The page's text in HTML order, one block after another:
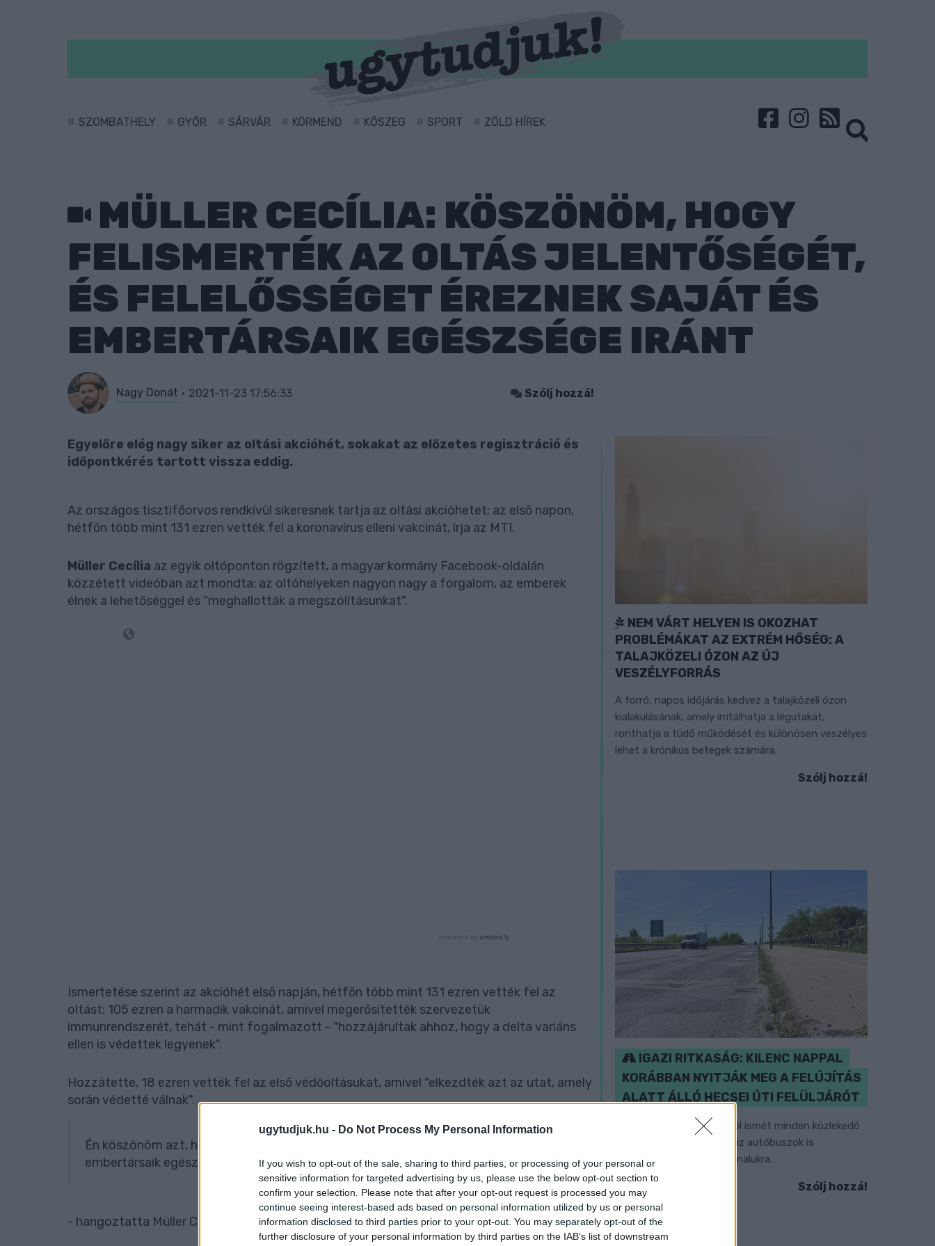
ugytudjuk.hu - Do Not Process My Personal Information
If you wish to opt-out of the sale, sharing to third parties, or processing of your personal or
sensitive information for targeted advertising by us, please use the below opt-out section to
confirm your selection. Please note that after your opt-out request is processed you may
continue seeing interest-based ads based on personal information utilized by us or personal
information disclosed to third parties prior to your opt-out. You may separately opt-out of the
further disclosure of your personal information by third parties on the IAB’s list of downstream
SZOMBATHELY GYŐR SÁRVÁR KÖRMEND KŐSZEG SPORT ZÖLD HÍREK
MÜLLER CECÍLIA: KÖSZÖNÖM, HOGY
FELISMERTÉK AZ OLTÁS JELENTŐSÉGÉT,
ÉS FELELŐSSÉGET ÉREZNEK SAJÁT ÉS
EMBERTÁRSAIK EGÉSZSÉGE IRÁNT
Nagy Donát 2021-11-23 17:56:33 Szólj hozzá!
Egyelőre elég nagy siker az oltási akcióhét, sokakat az előzetes regisztráció és
időpontkérés tartott vissza eddig.
Az országos tisztifőorvos rendkívül sikeresnek tartja az oltási akcióhetet; az első napon,
hétfőn több mint 131 ezren vették fel a koronavírus elleni vakcinát, írja az MTI.
Müller Cecília az egyik oltóponton rögzített, a magyar kormány Facebook-oldalán
közzétett videóban azt mondta: az oltóhelyeken nagyon nagy a forgalom, az emberek
élnek a lehetőséggel és "meghallották a megszólításunkat".
Ismertetése szerint az akcióhét első napján, hétfőn több mint 131 ezren vették fel az
oltást: 105 ezren a harmadik vakcinát, amivel megerősítették szervezetük
immunrendszerét, tehát - mint fogalmazott - "hozzájárultak ahhoz, hogy a delta variáns
ellen is védettek legyenek".
Hozzátette, 18 ezren vették fel az első védőoltásukat, amivel "elkezdték azt az utat, amely
során védetté válnak".
Én köszönöm azt, hogy felismerték ennek jelentőségét, felelősséget éreznek saját és
embertársaik egészsége iránt is
- hangoztatta Müller Cecília.
NEM VÁRT HELYEN IS OKOZHAT
PROBLÉMÁKAT AZ EXTRÉM HŐSÉG: A
TALAJKÖZELI ÓZON AZ ÚJ
VESZÉLYFORRÁS
A forró, napos időjárás kedvez a talajközeli ózon
kialakulásának, amely irritálhatja a légutakat,
ronthatja a tüdő működését és különösen veszélyes
lehet a krónikus betegek számára.
Szólj hozzá!
IGAZI RITKASÁG: KILENC NAPPAL
KORÁBBAN NYITJÁK MEG A FELÚJÍTÁS
ALATT ÁLLÓ HECSEI ÚTI FELÜLJÁRÓT
Hétfőn hajnali négy órától ismét minden közlekedő
használhatja az átkelőt, az autóbuszok is
visszatérnek eredeti útvonalukra.
Szólj hozzá!